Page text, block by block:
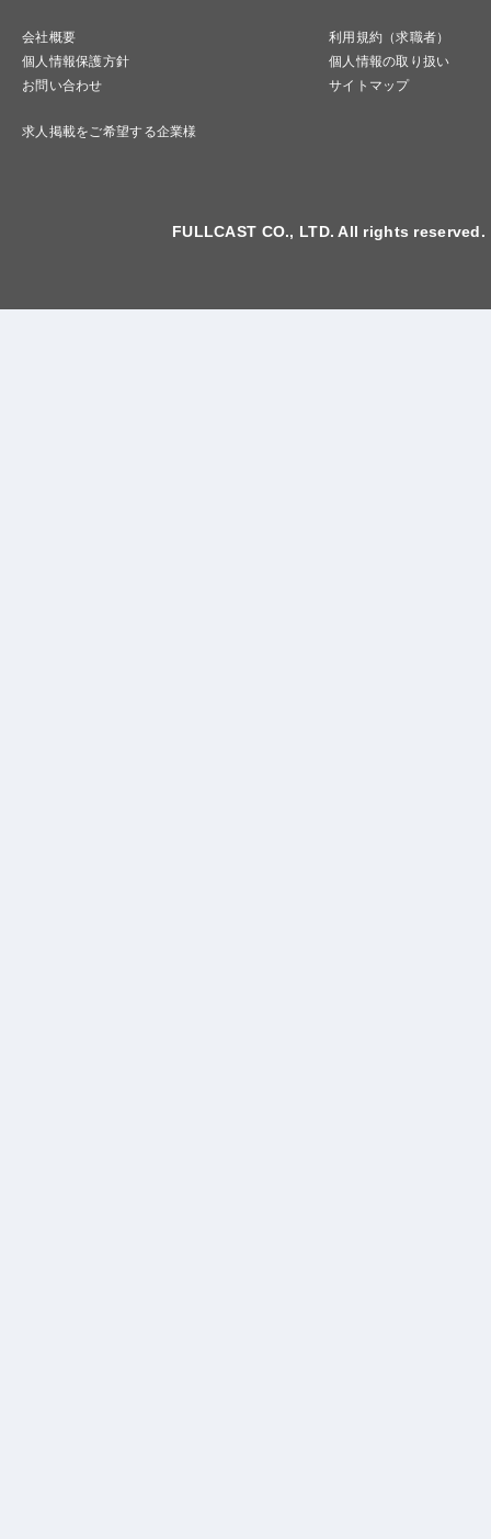
会社概要
利用規約（求職者）
個人情報保護方針
個人情報の取り扱い
お問い合わせ
サイトマップ
求人掲載をご希望する企業様
FULLCAST CO., LTD. All rights reserved.